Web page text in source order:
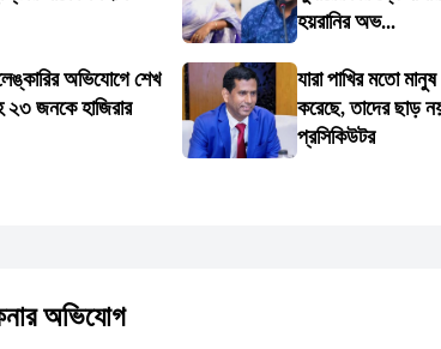
হয়রানির অভ...
অভিযোগে শেখ
২৩ জনকে হাজিরার
যারা পাখির মতো
করেছে, তাদের ছাড়
প্রসিকিউটর
অভিযোগ